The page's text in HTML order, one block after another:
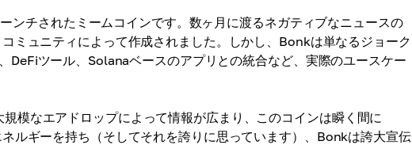
ンチされたミームコインです。数ヶ月に渡るネガティブなニュースの
ミュニティによって作成されました。しかし、Bonkは単なるジョーク
DeFiツール、Solanaベースのアプリとの統合など、実際のユースケー
模なエアドロップによって情報が広まり、このコインは瞬く間に
ルギーを持ち（そしてそれを誇りに思っています）、Bonkは誇大宣伝